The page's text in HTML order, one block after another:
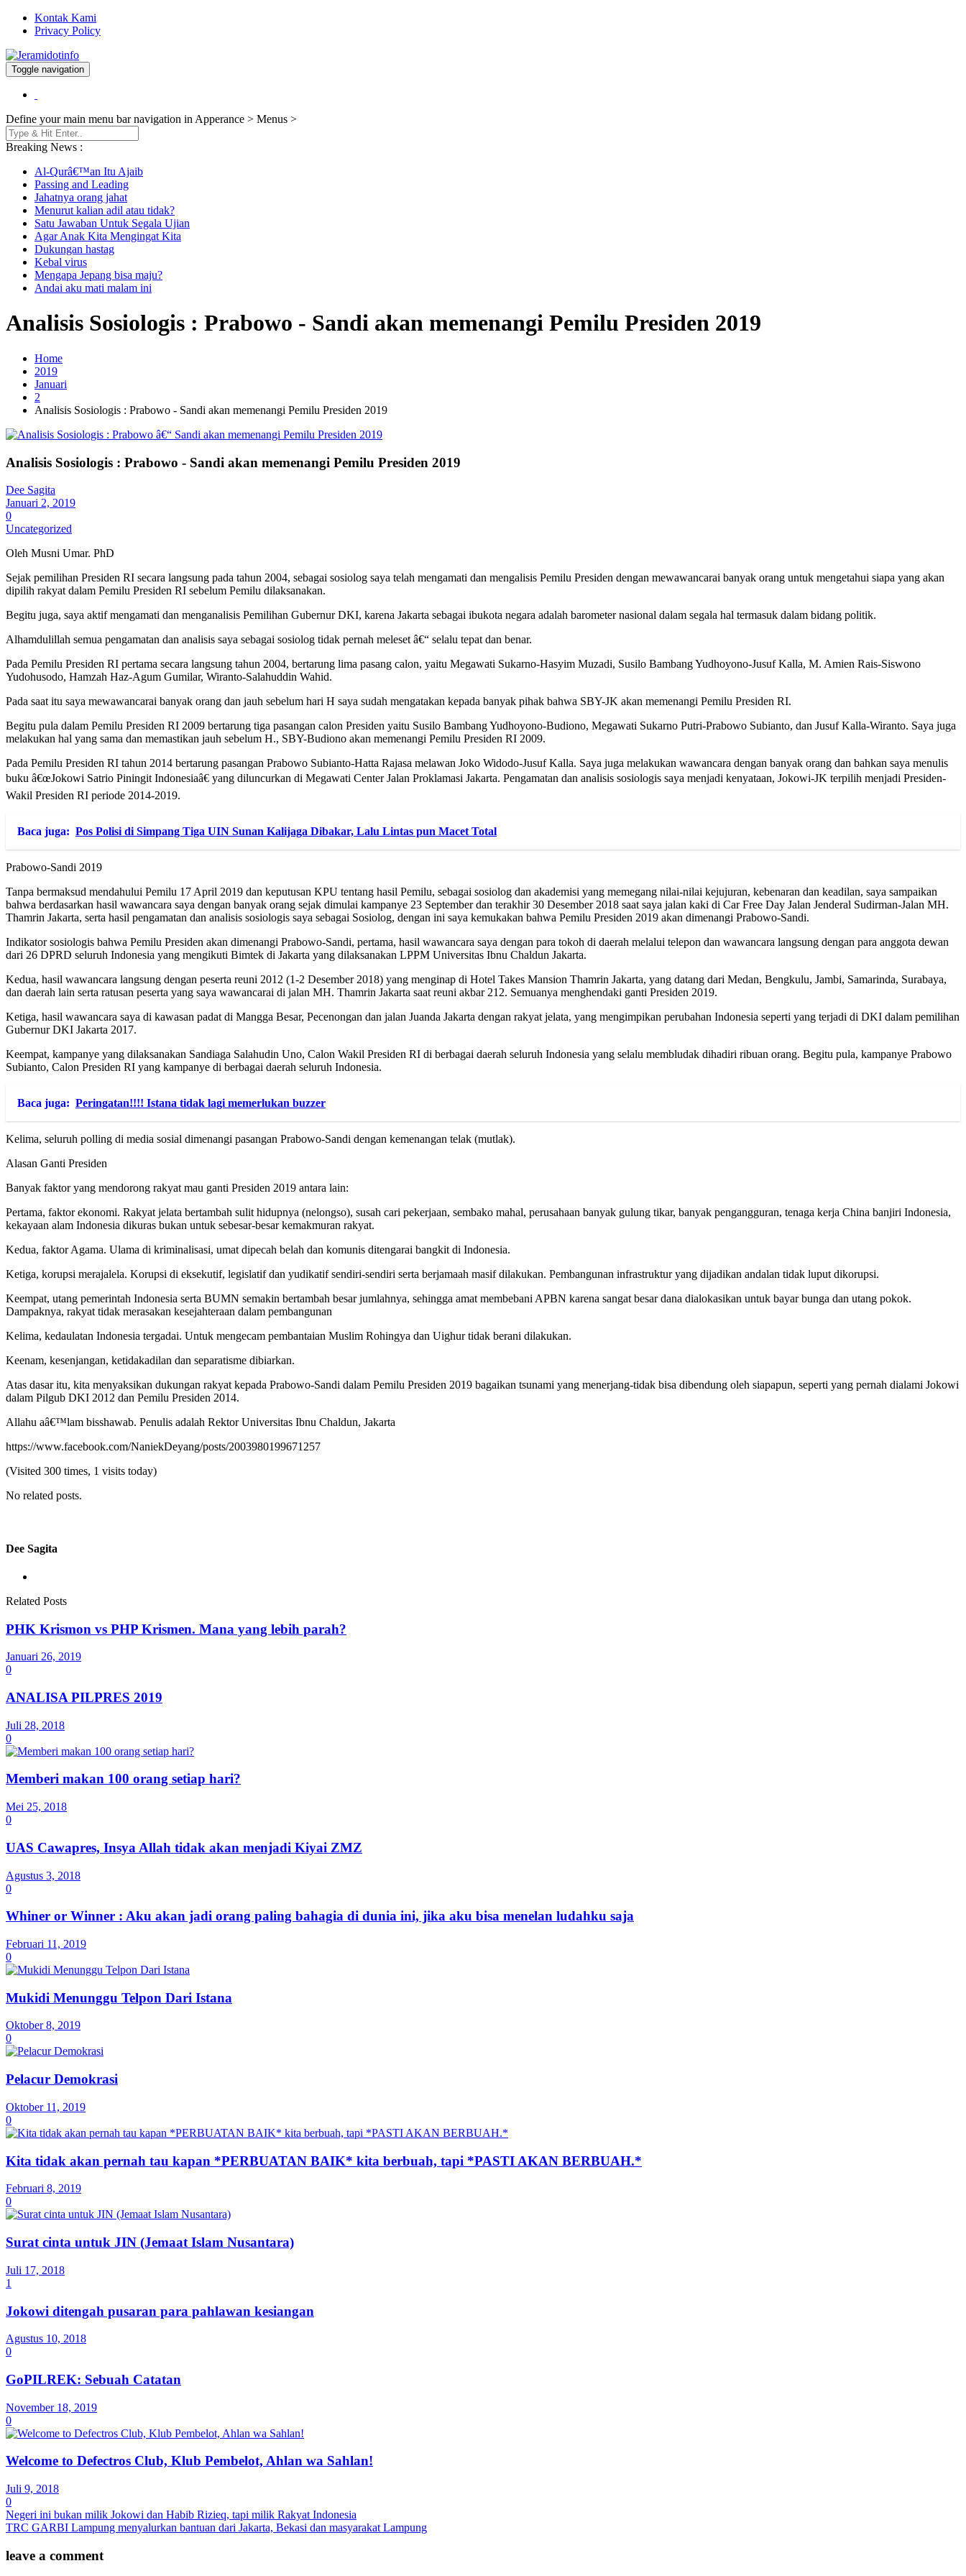
Kontak Kami
Privacy Policy
Jeramidotinfo
Berita dan Informasi Terkini
Toggle navigation
Define your main menu bar navigation in Apperance > Menus >
Breaking News :
Al-Qurâ€™an Itu Ajaib
Passing and Leading
Jahatnya orang jahat
Menurut kalian adil atau tidak?
Satu Jawaban Untuk Segala Ujian
Agar Anak Kita Mengingat Kita
Dukungan hastag
Kebal virus
Mengapa Jepang bisa maju?
Andai aku mati malam ini
Analisis Sosiologis : Prabowo - Sandi akan memenangi Pemilu Presiden 2019
Home
2019
Januari
2
Analisis Sosiologis : Prabowo - Sandi akan memenangi Pemilu Presiden 2019
Analisis Sosiologis : Prabowo - Sandi akan memenangi Pemilu Presiden 2019
Dee Sagita
Januari 2, 2019
0
Uncategorized
Oleh Musni Umar. PhD
Sejak pemilihan Presiden RI secara langsung pada tahun 2004, sebagai sosiolog saya telah mengamati dan mengalisis Pemilu Presiden dengan mewawancarai banyak orang untuk mengetahui siapa yang akan
dipilih rakyat dalam Pemilu Presiden RI sebelum Pemilu dilaksanakan.
Begitu juga, saya aktif mengamati dan menganalisis Pemilihan Gubernur DKI, karena Jakarta sebagai ibukota negara adalah barometer nasional dalam segala hal termasuk dalam bidang politik.
Alhamdulillah semua pengamatan dan analisis saya sebagai sosiolog tidak pernah meleset â€“ selalu tepat dan benar.
Pada Pemilu Presiden RI pertama secara langsung tahun 2004, bertarung lima pasang calon, yaitu Megawati Sukarno-Hasyim Muzadi, Susilo Bambang Yudhoyono-Jusuf Kalla, M. Amien Rais-Siswono
Yudohusodo, Hamzah Haz-Agum Gumilar, Wiranto-Salahuddin Wahid.
Pada saat itu saya mewawancarai banyak orang dan jauh sebelum hari H saya sudah mengatakan kepada banyak pihak bahwa SBY-JK akan memenangi Pemilu Presiden RI.
Begitu pula dalam Pemilu Presiden RI 2009 bertarung tiga pasangan calon Presiden yaitu Susilo Bambang Yudhoyono-Budiono, Megawati Sukarno Putri-Prabowo Subianto, dan Jusuf Kalla-Wiranto. Saya juga
melakukan hal yang sama dan memastikan jauh sebelum H., SBY-Budiono akan memenangi Pemilu Presiden RI 2009.
Pada Pemilu Presiden RI tahun 2014 bertarung pasangan Prabowo Subianto-Hatta Rajasa melawan Joko Widodo-Jusuf Kalla. Saya juga melakukan wawancara dengan banyak orang dan bahkan saya menulis
buku â€œJokowi Satrio Piningit Indonesiaâ€ yang diluncurkan di Megawati Center Jalan Proklamasi Jakarta. Pengamatan dan analisis sosiologis saya menjadi kenyataan, Jokowi-JK terpilih menjadi Presiden-
Wakil Presiden RI periode 2014-2019.
Baca juga: Pos Polisi di Simpang Tiga UIN Sunan Kalijaga Dibakar, Lalu Lintas pun Macet Total
Prabowo-Sandi 2019
Tanpa bermaksud mendahului Pemilu 17 April 2019 dan keputusan KPU tentang hasil Pemilu, sebagai sosiolog dan akademisi yang memegang nilai-nilai kejujuran, kebenaran dan keadilan, saya sampaikan
bahwa berdasarkan hasil wawancara saya dengan banyak orang sejak dimulai kampanye 23 September dan terakhir 30 Desember 2018 saat saya jalan kaki di Car Free Day Jalan Jenderal Sudirman-Jalan MH.
Thamrin Jakarta, serta hasil pengamatan dan analisis sosiologis saya sebagai Sosiolog, dengan ini saya kemukakan bahwa Pemilu Presiden 2019 akan dimenangi Prabowo-Sandi.
Indikator sosiologis bahwa Pemilu Presiden akan dimenangi Prabowo-Sandi, pertama, hasil wawancara saya dengan para tokoh di daerah melalui telepon dan wawancara langsung dengan para anggota dewan
dari 26 DPRD seluruh Indonesia yang mengikuti Bimtek di Jakarta yang dilaksanakan LPPM Universitas Ibnu Chaldun Jakarta.
Kedua, hasil wawancara langsung dengan peserta reuni 2012 (1-2 Desember 2018) yang menginap di Hotel Takes Mansion Thamrin Jakarta, yang datang dari Medan, Bengkulu, Jambi, Samarinda, Surabaya,
dan daerah lain serta ratusan peserta yang saya wawancarai di jalan MH. Thamrin Jakarta saat reuni akbar 212. Semuanya menghendaki ganti Presiden 2019.
Ketiga, hasil wawancara saya di kawasan padat di Mangga Besar, Pecenongan dan jalan Juanda Jakarta dengan rakyat jelata, yang mengimpikan perubahan Indonesia seperti yang terjadi di DKI dalam pemilihan
Gubernur DKI Jakarta 2017.
Keempat, kampanye yang dilaksanakan Sandiaga Salahudin Uno, Calon Wakil Presiden RI di berbagai daerah seluruh Indonesia yang selalu membludak dihadiri ribuan orang. Begitu pula, kampanye Prabowo
Subianto, Calon Presiden RI yang kampanye di berbagai daerah seluruh Indonesia.
Baca juga: Peringatan!!!! Istana tidak lagi memerlukan buzzer
Kelima, seluruh polling di media sosial dimenangi pasangan Prabowo-Sandi dengan kemenangan telak (mutlak).
Alasan Ganti Presiden
Banyak faktor yang mendorong rakyat mau ganti Presiden 2019 antara lain:
Pertama, faktor ekonomi. Rakyat jelata bertambah sulit hidupnya (nelongso), susah cari pekerjaan, sembako mahal, perusahaan banyak gulung tikar, banyak pengangguran, tenaga kerja China banjiri Indonesia,
kekayaan alam Indonesia dikuras bukan untuk sebesar-besar kemakmuran rakyat.
Kedua, faktor Agama. Ulama di kriminalisasi, umat dipecah belah dan komunis ditengarai bangkit di Indonesia.
Ketiga, korupsi merajalela. Korupsi di eksekutif, legislatif dan yudikatif sendiri-sendiri serta berjamaah masif dilakukan. Pembangunan infrastruktur yang dijadikan andalan tidak luput dikorupsi.
Keempat, utang pemerintah Indonesia serta BUMN semakin bertambah besar jumlahnya, sehingga amat membebani APBN karena sangat besar dana dialokasikan untuk bayar bunga dan utang pokok.
Dampaknya, rakyat tidak merasakan kesejahteraan dalam pembangunan
Kelima, kedaulatan Indonesia tergadai. Untuk mengecam pembantaian Muslim Rohingya dan Uighur tidak berani dilakukan.
Keenam, kesenjangan, ketidakadilan dan separatisme dibiarkan.
Atas dasar itu, kita menyaksikan dukungan rakyat kepada Prabowo-Sandi dalam Pemilu Presiden 2019 bagaikan tsunami yang menerjang-tidak bisa dibendung oleh siapapun, seperti yang pernah dialami Jokowi
dalam Pilgub DKI 2012 dan Pemilu Presiden 2014.
Allahu aâ€™lam bisshawab. Penulis adalah Rektor Universitas Ibnu Chaldun, Jakarta
https://www.facebook.com/NaniekDeyang/posts/2003980199671257
(Visited 300 times, 1 visits today)
No related posts.
Dee Sagita
Related Posts
PHK Krismon vs PHP Krismen. Mana yang lebih parah?
Januari 26, 2019
0
ANALISA PILPRES 2019
Juli 28, 2018
0
Memberi makan 100 orang setiap hari?
Mei 25, 2018
0
UAS Cawapres, Insya Allah tidak akan menjadi Kiyai ZMZ
Agustus 3, 2018
0
Whiner or Winner : Aku akan jadi orang paling bahagia di dunia ini, jika aku bisa menelan ludahku saja
Februari 11, 2019
0
Mukidi Menunggu Telpon Dari Istana
Oktober 8, 2019
0
Pelacur Demokrasi
Oktober 11, 2019
0
Kita tidak akan pernah tau kapan *PERBUATAN BAIK* kita berbuah, tapi *PASTI AKAN BERBUAH.*
Februari 8, 2019
0
Surat cinta untuk JIN (Jemaat Islam Nusantara)
Juli 17, 2018
1
Jokowi ditengah pusaran para pahlawan kesiangan
Agustus 10, 2018
0
GoPILREK: Sebuah Catatan
November 18, 2019
0
Welcome to Defectros Club, Klub Pembelot, Ahlan wa Sahlan!
Juli 9, 2018
0
Negeri ini bukan milik Jokowi dan Habib Rizieq, tapi milik Rakyat Indonesia
TRC GARBI Lampung menyalurkan bantuan dari Jakarta, Bekasi dan masyarakat Lampung
leave a comment